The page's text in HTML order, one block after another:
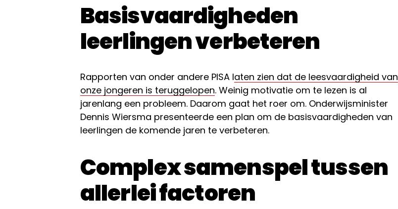
Basisvaardigheden
leerlingen verbeteren
Rapporten van onder andere PISA laten zien dat de leesvaardigheid van
onze jongeren is teruggelopen. Weinig motivatie om te lezen is al
jarenlang een probleem. Daarom gaat het roer om. Onderwijsminister
Dennis Wiersma presenteerde een plan om de basisvaardigheden van
leerlingen de komende jaren te verbeteren.
Complex samenspel tussen
allerlei factoren